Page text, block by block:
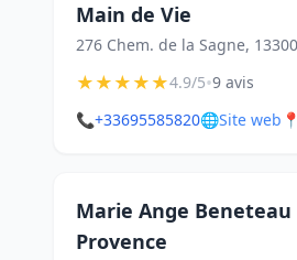
Main de Vie
276 Chem. de la Sagne,
★★★★★4.9/5•9 avis
📞+33695585820🌐Site web 📍
Marie Ange Beneteau
Provence